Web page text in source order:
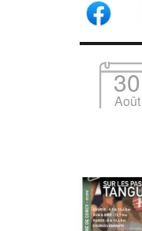
30
Août